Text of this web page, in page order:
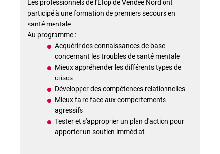
Les professionnels de l'Efop de Vendée Nord ont
participé à une formation de premiers secours en
santé mentale.
Au programme :
Acquérir des connaissances de base
concernant les troubles de santé mentale
Mieux appréhender les différents types de
crises
Développer des compétences relationnelles
Mieux faire face aux comportements
agressifs
Tester et s'approprier un plan d'action pour
apporter un soutien immédiat